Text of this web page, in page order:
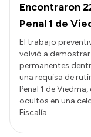
TECNICATURAS
CAPACITACIONES
Encontraron
Penal 1 de
El trabajo
volvió a
permanentes
una requisa de
Penal 1 de
ocultos en una
Fiscalía.